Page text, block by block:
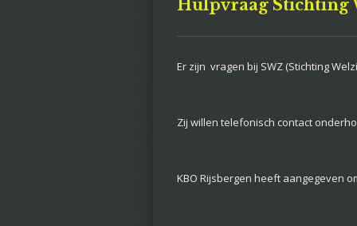
Hulpvraag Stichting
Er zijn vragen bij SWZ (Stichting
Zij willen telefonisch contact
KBO Rijsbergen heeft aangegeven